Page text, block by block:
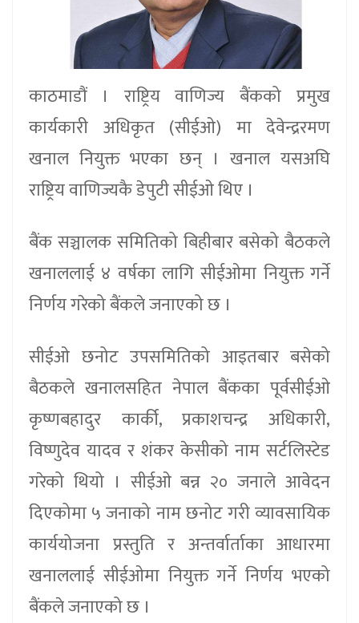
काठमाडौं । राष्ट्रिय वाणिज्य बैंकको प्रमुख
कार्यकारी अधिकृत (सीईओ) मा देवेन्द्ररमण
खनाल नियुक्त भएका छन् । खनाल यसअघि
राष्ट्रिय वाणिज्यकै डेपुटी सीईओ थिए ।
बैंक सञ्चालक समितिको बिहीबार बसेको बैठकले
खनाललाई ४ वर्षका लागि सीईओमा नियुक्त गर्ने
निर्णय गरेको बैंकले जनाएको छ ।
सीईओ छनोट उपसमितिको आइतबार बसेको
बैठकले खनालसहित नेपाल बैंकका पूर्वसीईओ
कृष्णबहादुर कार्की, प्रकाशचन्द्र अधिकारी,
विष्णुदेव यादव र शंकर केसीको नाम सर्टलिस्टेड
गरेको थियो । सीईओ बन्न २० जनाले आवेदन
दिएकोमा ५ जनाको नाम छनोट गरी व्यावसायिक
कार्ययोजना प्रस्तुति र अन्तर्वार्ताका आधारमा
खनाललाई सीईओमा नियुक्त गर्ने निर्णय भएको
बैंकले जनाएको छ ।